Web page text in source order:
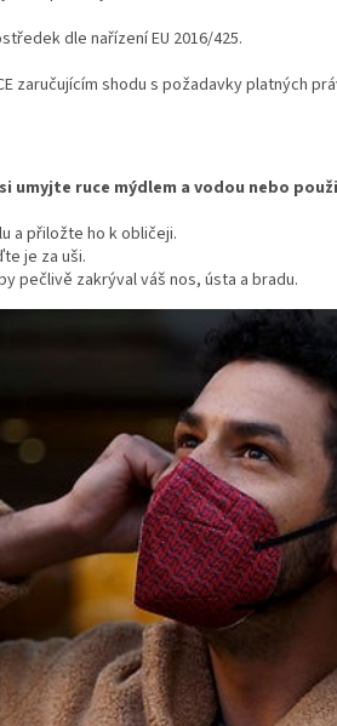
dle nařízení EU 2016/425.
zaručujícím shodu s požadavky platných
umyjte ruce mýdlem a vodou nebo
a přiložte ho k obličeji.
je za uši.
pečlivě zakrýval váš nos, ústa a bradu.